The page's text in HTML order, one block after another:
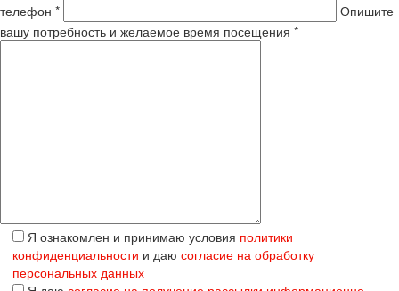
телефон *
Опишите
вашу потребность и желаемое время посещения *
Я ознакомлен и принимаю условия политики
конфиденциальности и даю согласие на обработку
персональных данных